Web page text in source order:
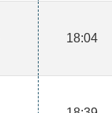
18:04